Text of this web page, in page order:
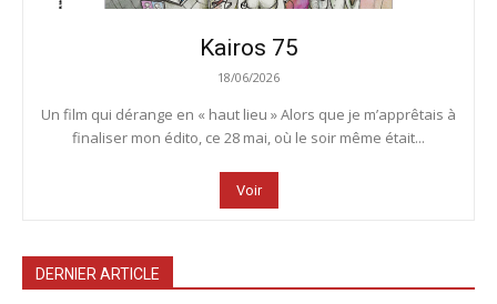
Kairos 75
18/06/2026
Un film qui dérange en « haut lieu » Alors que je m’apprêtais à
finaliser mon édito, ce 28 mai, où le soir même était...
Voir
DERNIER ARTICLE